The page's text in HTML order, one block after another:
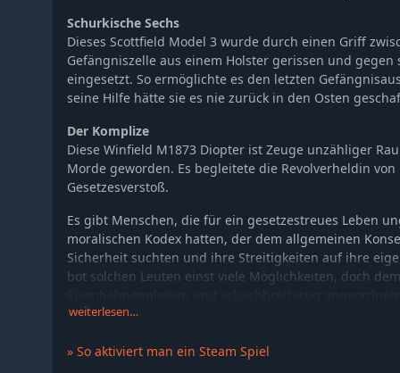
Hunt: Showdown 1896 - Law of Salvage
Hunt: Showdown 1896 - Zhong Kui
Hunt: Showdown 1896 - The Beast Hunter
Hunt: Showdown 1896 - Crossroads
Hunt: Showdown 1896 - The Rat
Hunt: Showdown 1896 - Dead Man's Cut
Hunt: Showdown 1896 - Through the Bone Briar
Hunt: Showdown 1896 - Last of the Herd
Hunt: Showdown 1896 - The Last Laugh
Hunt: Showdown 1896 - Bark, Bone and Blood
Hunt: Showdown 1896 - Taker of Trophies
Hunt: Showdown 1896 - Biatatá - Still Waters Run Deep
Hunt: Showdown 1896 - Bridgewater's Honor
Schurkische Sechs
Dieses Scottfield Model 3 wurde durch einen Griff
Gefängniszelle aus einem Holster gerissen und
eingesetzt. So ermöglichte es den letzten
seine Hilfe hätte sie es nie zurück in den Osten
Der Komplize
Diese Winfield M1873 Diopter ist Zeuge unzähliger
Morde geworden. Es begleitete die Revolverheldin
Gesetzesverstoß.
Es gibt Menschen, die für ein gesetzestreues Leben
moralischen Kodex hatten, der dem allgemeinen
Sicherheit suchten und ihre Streitigkeiten auf ihre
bot solchen Leuten einst viele Möglichkeiten, doch
Reservaten, und der lange Arm des Gesetzes ließ
Die Revolverheldin, eine Gesetzlose namens May
weiterlesen…
» So aktiviert man ein Steam Spiel